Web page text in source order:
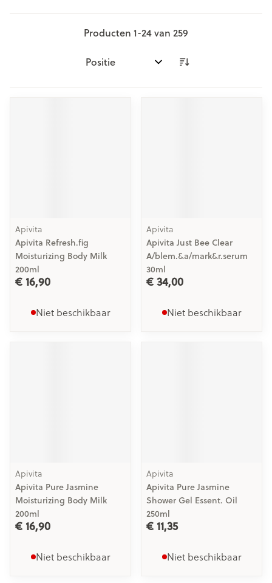
Producten 1-24van 259
Sorteer op:
Apivita
Apivita Refresh.fig
Moisturizing Body Milk
200ml
€ 16,90
Niet beschikbaar
Apivita
Apivita Just Bee Clear
A/blem.&a/mark&r.serum
30ml
€ 34,00
Niet beschikbaar
Apivita
Apivita Pure Jasmine
Moisturizing Body Milk
200ml
€ 16,90
Niet beschikbaar
Apivita
Apivita Pure Jasmine
Shower Gel Essent. Oil
250ml
€ 11,35
Niet beschikbaar